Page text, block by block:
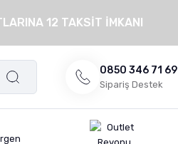
12 TAKSİT İMKANI
0850 346 71 69
Sipariş Destek